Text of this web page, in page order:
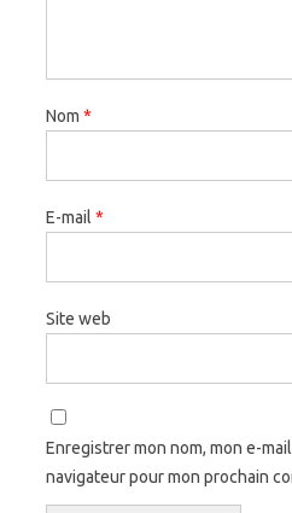
Nom *
E-mail *
Site web
Enregistrer mon nom, mon e-
navigateur pour mon prochain